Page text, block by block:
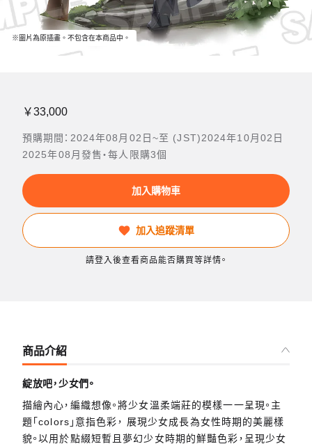
※圖片為原插畫。不包含在本商品中。
￥33,000
預購期間：2024年08月02日~至 (JST)2024年10月02日
2025年08月發售・每人限購3個
加入購物車
加入追蹤清單
請登入後查看商品能否購買等詳情。
商品介紹
綻放吧，少女們。
描繪內心，編織想像。將少女溫柔端莊的模樣一一呈現。主
題「colors」意指色彩， 展現少女成長為女性時期的美麗樣
貌。以用於點綴短暫且夢幻少女時期的鮮豔色彩，呈現少女